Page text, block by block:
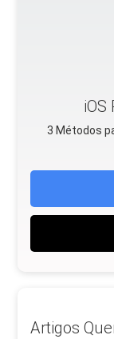
iOS
3 Métodos
Artigos